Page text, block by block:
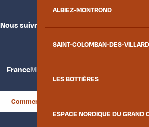
ALBIEZ-MONTROND
SAINT-COLOMBAN-DES-
LES BOTTIÈRES
ESPACE NORDIQUE DU GRAND
Nous suivre
FranceMaurienne
Comment venir ?